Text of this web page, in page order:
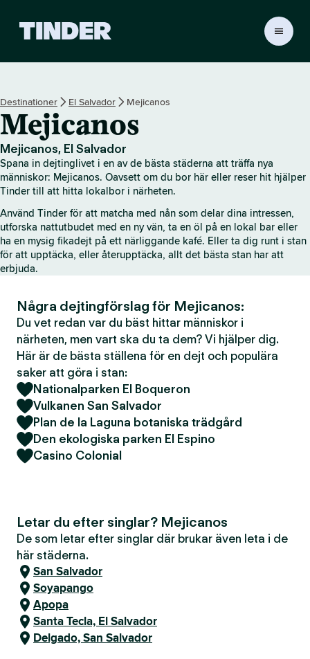
r
s
s
t
a
r
t
i
d
a
Destinationer El Salvador Mejicanos
Mejicanos
Mejicanos, El Salvador
Spana in dejtinglivet i en av de bästa städerna att träffa nya
människor: Mejicanos. Oavsett om du bor här eller reser hit hjälper
Tinder till att hitta lokalbor i närheten.
Använd Tinder för att matcha med nån som delar dina intressen,
utforska nattutbudet med en ny vän, ta en öl på en lokal bar eller
ha en mysig fikadejt på ett närliggande kafé. Eller ta dig runt i stan
för att upptäcka, eller återupptäcka, allt det bästa stan har att
erbjuda.
Några dejtingförslag för Mejicanos:
Du vet redan var du bäst hittar människor i
närheten, men vart ska du ta dem? Vi hjälper dig.
Här är de bästa ställena för en dejt och populära
saker att göra i stan:
Nationalparken El Boqueron
Vulkanen San Salvador
Plan de la Laguna botaniska trädgård
Den ekologiska parken El Espino
Casino Colonial
Letar du efter singlar? Mejicanos
De som letar efter singlar där brukar även leta i de
här städerna.
San Salvador
Soyapango
Apopa
Santa Tecla, El Salvador
Delgado, San Salvador